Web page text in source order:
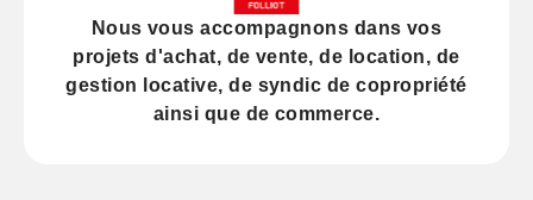
Nous vous accompagnons dans vos
projets d'achat, devente, de location, de
gestion locative, de syndic de copropriété
ainsi que de commerce.